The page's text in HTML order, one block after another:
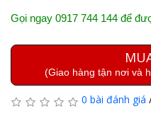
Gọi ngay 0917 744 144 để
(Giao hàng tận nơi và
0 bài đánh giá